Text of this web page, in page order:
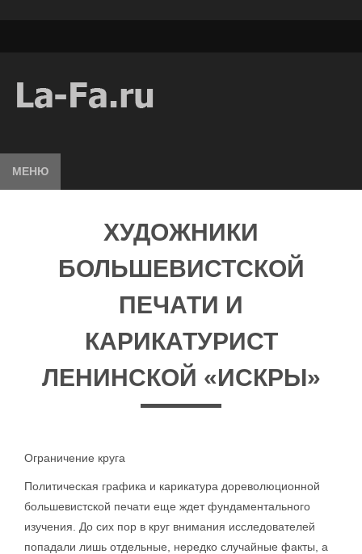
МЕНЮ
ХУДОЖНИКИ
БОЛЬШЕВИСТСКОЙ
ПЕЧАТИ И
КАРИКАТУРИСТ
ЛЕНИНСКОЙ «ИСКРЫ»
Ограничение круга
Политическая графика и карикатура дореволюционной
большевистской печати еще ждет фундаментального
изучения. До сих пор в круг внимания исследователей
попадали лишь отдельные, нередко случайные факты, а